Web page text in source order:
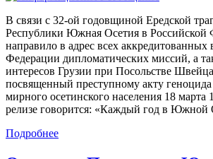
В связи с 32-ой годовщиной Ередской
Республики Южная Осетия в Российской
направило в адрес всех аккредитованных
Федерации дипломатических миссий, а
интересов Грузии при Посольстве
посвященный преступному акту
мирного осетинского населения 18 марта
релизе говорится: «Каждый год в
Подробнее